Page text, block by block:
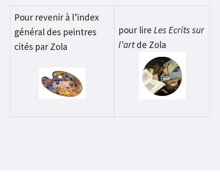
Pour revenir à l’index
général des peintres
cités par Zola
pour lire Les Ecrits sur
l’artde Zola